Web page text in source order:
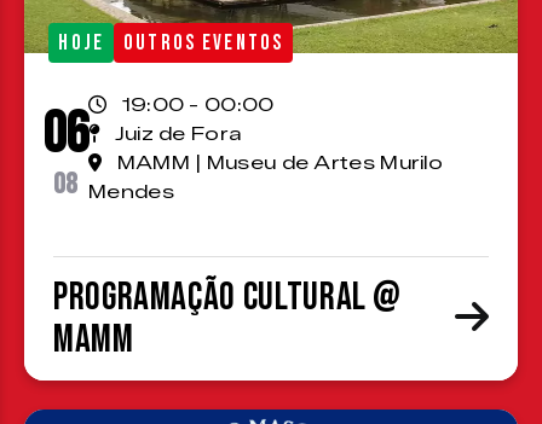
HOJE OUTROS EVENTOS
06
08
19:00 - 00:00
Juiz de Fora
MAMM | Museu de Artes Murilo
Mendes
Programação cultural @
MAMM